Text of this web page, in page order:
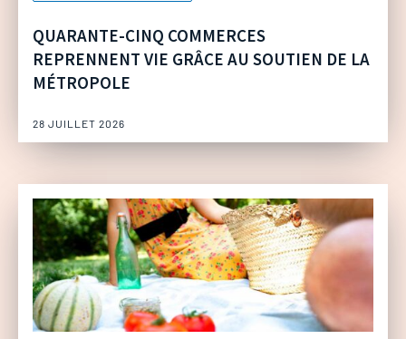
QUARANTE-CINQ COMMERCES
REPRENNENT VIE GRÂCE AU SOUTIEN DE LA
MÉTROPOLE
28 JUILLET 2026